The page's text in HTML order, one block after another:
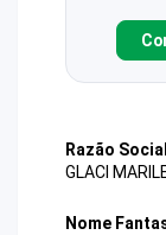
Razão Social
GLACI
Nome